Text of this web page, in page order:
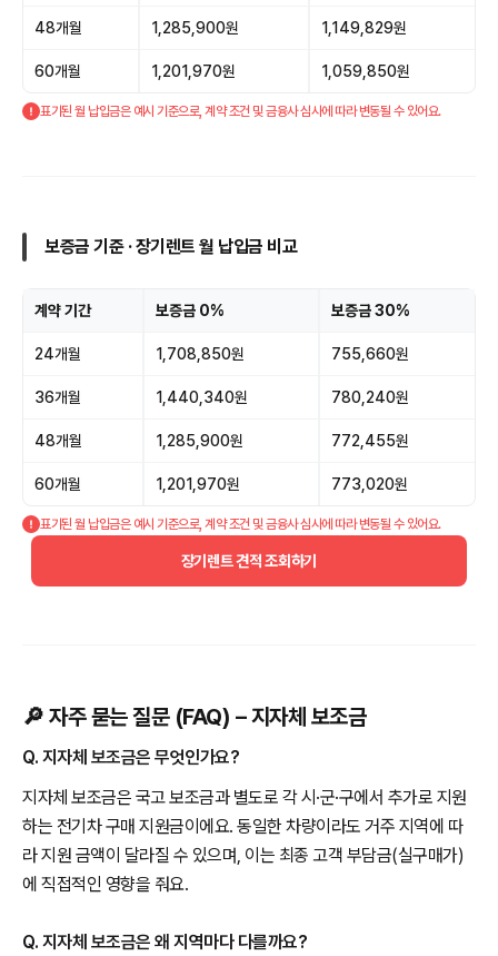
48개월 1,285,900원 1,149,829원
60개월 1,201,970원 1,059,850원
표기된 월 납입금은 예시 기준으로, 계약 조건 및 금융사 심사에 따라 변동될 수 있어요.
보증금 기준 · 장기렌트 월 납입금 비교
계약 기간 보증금 0% 보증금 30%
24개월 1,708,850원 755,660원
36개월 1,440,340원 780,240원
48개월 1,285,900원 772,455원
60개월 1,201,970원 773,020원
표기된 월 납입금은 예시 기준으로, 계약 조건 및 금융사 심사에 따라 변동될 수 있어요.
장기렌트 견적 조회하기
🔎 자주 묻는 질문 (FAQ) – 지자체 보조금
Q. 지자체 보조금은 무엇인가요?
지자체 보조금은 국고 보조금과 별도로 각 시·군·구에서 추가로 지원
하는 전기차 구매 지원금이에요. 동일한 차량이라도 거주 지역에 따
라 지원 금액이 달라질 수 있으며, 이는 최종 고객 부담금(실구매가)
에 직접적인 영향을 줘요.
Q. 지자체 보조금은 왜 지역마다 다를까요?